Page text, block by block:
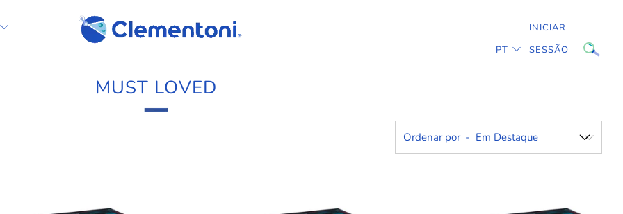
IDIOMA
PT
INICIAR
SESSÃO
MUST LOVED
Ordenar por